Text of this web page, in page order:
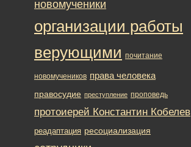
новомученики
организации работы
верующими почитание
новомучеников права человека
правосудие преступление проповедь
протоиерей Константин Кобелев
реадаптация ресоциализация